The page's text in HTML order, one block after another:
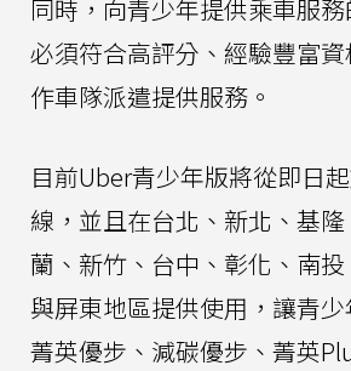
同時，向青少年提供乘車服
必須符合高評分、經驗豐富
作車隊派遣提供服務。
目前Uber青少年版將從即日
線，並且在台北、新北、基
蘭、新竹、台中、彰化、南
與屏東地區提供使用，讓青
菁英優步、減碳優步、菁英